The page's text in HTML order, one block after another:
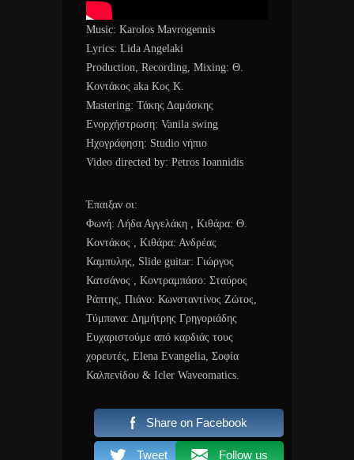
Music: Karolos Mavrogennis
Lyrics: Lida Angelaki
Production, Recording, Mixing: Θ.
Κοντάκος aka Κος Κ.
Mastering: Τάκης Δαμάσκης
Ενορχήστρωση: Vanila swing
Ηχογράφηση: Studio νήπιο
Video directed by: Petros Ioannidis
Έπαιξαν οι:
Φωνή: Λήδα Αγγελάκη , Κιθάρα: Θ.
Κοντάκος , Κιθάρα: Ανδρέας
Καμπυλης, Slide guitar: Γιώργος
Κατσάνος , Κοντραμπάσο: Σταύρος
Ράπτης, Πιάνο: Κωνσταντίνος Ζώτος,
Τύμπανα: Δημήτρης Γρηγοριάδης
Ευχαριστούμε από καρδιάς τους
χορευτές, Elena Evangelia, Σοφία
Καλπενίδου & Icler Waveomatics.
Share on Facebook
Tweet Follow us